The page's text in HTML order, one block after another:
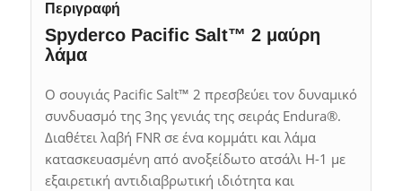
Περιγραφή
Spyderco Pacific Salt™ 2 μαύρη
λάμα
Ο σουγιάς Pacific Salt™ 2 πρεσβεύει τον δυναμικό
συνδυασμό της 3ης γενιάς της σειράς Endura®.
Διαθέτει λαβή FNR σε ένα κομμάτι και λάμα
κατασκευασμένη από ανοξείδωτο ατσάλι H-1 με
εξαιρετική αντιδιαβρωτική ιδιότητα και